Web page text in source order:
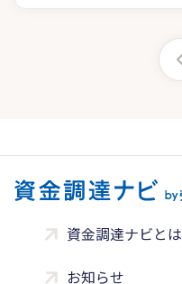
資金調達ナビとは
お知らせ